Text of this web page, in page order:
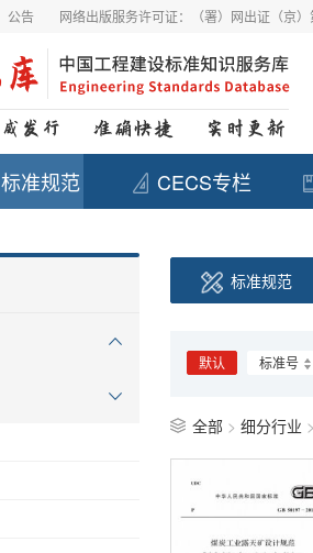
公告 网络出版服务许可证：（署）网出证（京
标准规范 CECS专栏
标准规范
默认 标准号
全部 > 细分行业